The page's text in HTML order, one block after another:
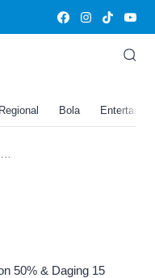
Regional Bola
50% & Daging 15